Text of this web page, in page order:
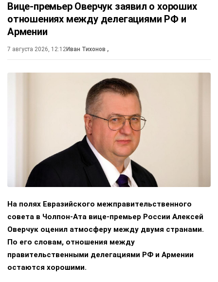
Вице-премьер Оверчук заявил о хороших
отношениях между делегациями РФ и
Армении
7 августа 2026, 12:12Иван Тихонов ,
На полях Евразийского межправительственного
совета в Чолпон-Ата вице-премьер России Алексей
Оверчук оценил атмосферу между двумя странами.
По его словам, отношения между
правительственными делегациями РФ и Армении
остаются хорошими.